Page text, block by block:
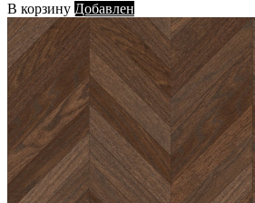
В корзину Добавлен